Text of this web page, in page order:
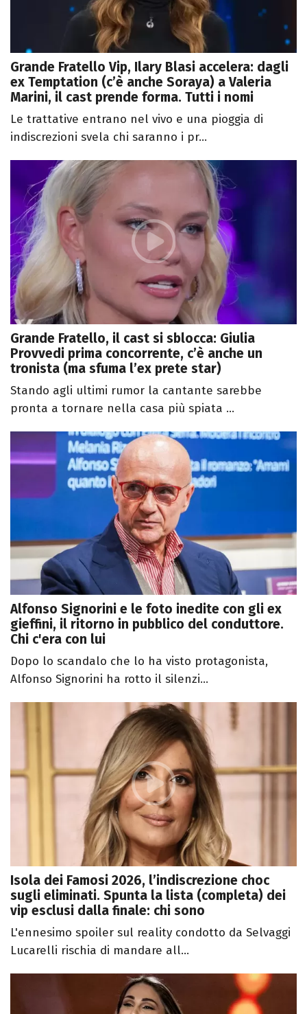
Grande Fratello Vip, Ilary Blasi accelera: dagli
ex Temptation (c’è anche Soraya) a Valeria
Marini, il cast prende forma. Tutti i nomi
Le trattative entrano nel vivo e una pioggia di
indiscrezioni svela chi saranno i pr...
Grande Fratello, il cast si sblocca: Giulia
Provvedi prima concorrente, c’è anche un
tronista (ma sfuma l’ex prete star)
Stando agli ultimi rumor la cantante sarebbe
pronta a tornare nella casa più spiata ...
Alfonso Signorini e le foto inedite con gli ex
gieffini, il ritorno in pubblico del conduttore.
Chi c'era con lui
Dopo lo scandalo che lo ha visto protagonista,
Alfonso Signorini ha rotto il silenzi...
Isola dei Famosi 2026, l’indiscrezione choc
sugli eliminati. Spunta la lista (completa) dei
vip esclusi dalla finale: chi sono
L'ennesimo spoiler sul reality condotto da Selvaggi
Lucarelli rischia di mandare all...